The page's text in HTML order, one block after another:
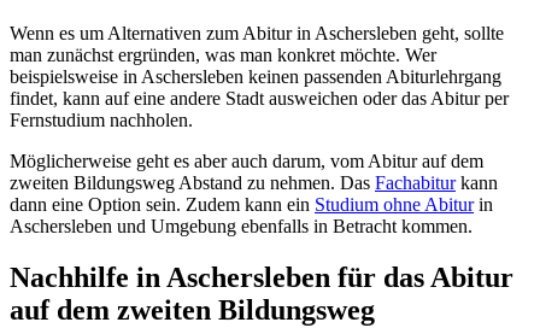
Wenn es um Alternativen zum Abitur in Aschersleben geht, sollte
man zunächst ergründen, was man konkret möchte. Wer
beispielsweise in Aschersleben keinen passenden Abiturlehrgang
findet, kann auf eine andere Stadt ausweichen oder das Abitur per
Fernstudium nachholen.
Möglicherweise geht es aber auch darum, vom Abitur auf dem
zweiten Bildungsweg Abstand zu nehmen. Das Fachabiturkann
dann eine Option sein. Zudem kann ein Studium ohne Abiturin
Aschersleben und Umgebung ebenfalls in Betracht kommen.
Nachhilfe in Aschersleben für das Abitur
auf dem zweiten Bildungsweg